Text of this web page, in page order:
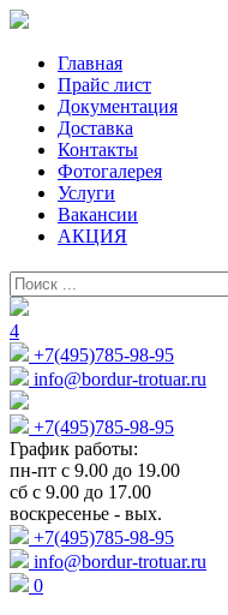
Главная
Прайс лист
Документация
Доставка
Контакты
Фотогалерея
Услуги
Вакансии
АКЦИЯ
4
+7(495)785-98-95
info@bordur-trotuar.ru
+7(495)785-98-95
График работы:
пн-пт с 9.00 до 19.00
сб с 9.00 до 17.00
воскресенье - вых.
+7(495)785-98-95
info@bordur-trotuar.ru
0